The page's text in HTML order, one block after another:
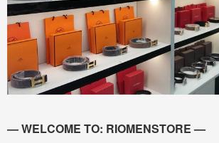
— WELCOME TO: RIOMENSTORE —